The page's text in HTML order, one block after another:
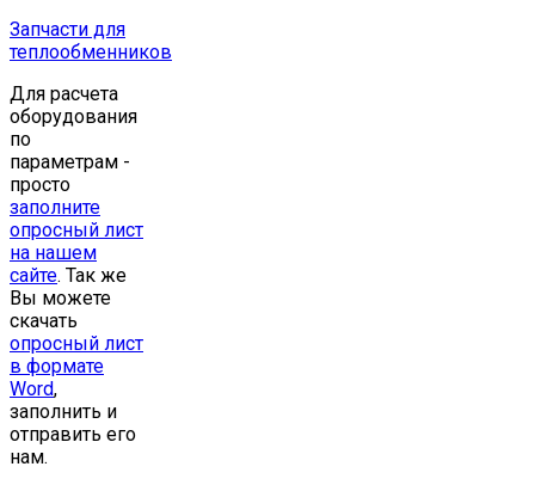
Запчасти для
теплообменников
Для расчета
оборудования
по
параметрам -
просто
заполните
опросный лист
на нашем
сайте. Так же
Вы можете
скачать
опросный лист
в формате
Word,
заполнить и
отправить его
нам.